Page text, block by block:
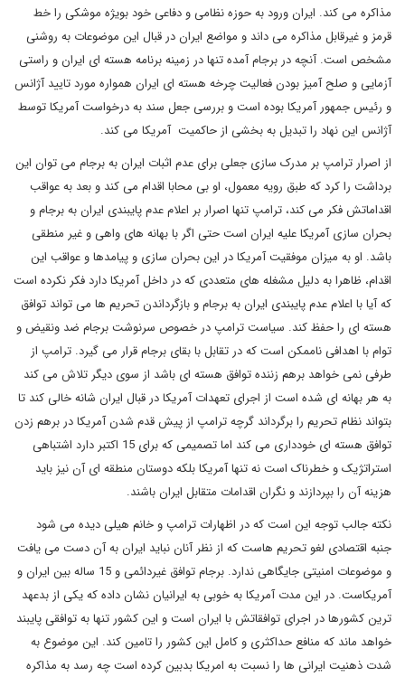
مذاکره می کند. ایران ورود به حوزه نظامی و دفاعی خود بویژه موشکی را خط
قرمز و غیرقابل مذاکره می داند و مواضع ایران در قبال این موضوعات به روشنی
مشخص است. آنچه در برجام آمده تنها در زمینه برنامه هسته ای ایران و راستی
آزمایی و صلح آمیز بودن فعالیت چرخه هسته ای ایران همواره مورد تایید آژانس
و رئیس جمهور آمریکا بوده است و بررسی جعل سند به درخواست آمریکا توسط
آژانس این نهاد را تبدیل به بخشی از حاکمیت آمریکا می کند.
از اصرار ترامپ بر مدرک سازی جعلی برای عدم اثبات ایران به برجام می توان این
برداشت را کرد که طبق رویه معمول، او بی محابا اقدام می کند و بعد به عواقب
اقداماتش فکر می کند، ترامپ تنها اصرار بر اعلام عدم پایبندی ایران به برجام و
بحران سازی آمریکا علیه ایران است حتی اگر با بهانه های واهی و غیر منطقی
باشد. او به میزان موفقیت آمریکا در این بحران سازی و پیامدها و عواقب این
اقدام، ظاهرا به دلیل مشغله های متعددی که در داخل آمریکا دارد فکر نکرده است
که آیا با اعلام عدم پایبندی ایران به برجام و بازگرداندن تحریم ها می تواند توافق
هسته ای را حفظ کند. سیاست ترامپ در خصوص سرنوشت برجام ضد ونقیض و
توام با اهدافی ناممکن است که در تقابل با بقای برجام قرار می گیرد. ترامپ از
طرفی نمی خواهد برهم زننده توافق هسته ای باشد از سوی دیگر تلاش می کند
به هر بهانه ای شده است از اجرای تعهدات آمریکا در قبال ایران شانه خالی کند تا
بتواند نظام تحریم را برگرداند گرچه ترامپ از پیش قدم شدن آمریکا در برهم زدن
توافق هسته ای خودداری می کند اما تصمیمی که برای 15 اکتبر دارد اشتباهی
استراتژیک و خطرناک است نه تنها آمریکا بلکه دوستان منطقه ای آن نیز باید
هزینه آن را بپردازند و نگران اقدامات متقابل ایران باشند.
نکته جالب توجه این است که در اظهارات ترامپ و خانم هیلی دیده می شود
جنبه اقتصادی لغو تحریم هاست که از نظر آنان نباید ایران به آن دست می یافت
و موضوعات امنیتی جایگاهی ندارد. برجام توافق غیردائمی و 15 ساله بین ایران و
آمریکاست. در این مدت آمریکا به خوبی به ایرانیان نشان داده که یکی از بدعهد
ترین کشورها در اجرای توافقاتش با ایران است و این کشور تنها به توافقی پایبند
خواهد ماند که منافع حداکثری و کامل این کشور را تامین کند. این موضوع به
شدت ذهنیت ایرانی ها را نسبت به امریکا بدبین کرده است چه رسد به مذاکره